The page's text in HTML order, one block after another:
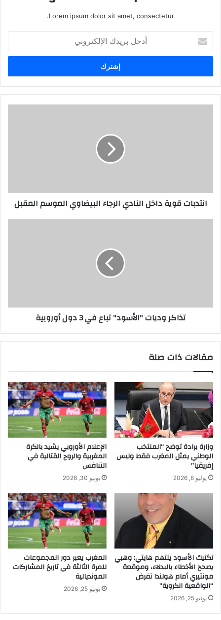
Lorem ipsum dolor sit amet, consectetur.
بريدك
الإلكتروني
انتدبات قوية داخل النادي الرجاء البيضاوي الموسم المقبل
تذاكر وديات "الأسود" تباع في 3 دول أوروبية
مقالات ذات صلة
وزارة برادة توضح “المنتخب
الوطني يمثل المغرب فقط وليس
إفريقيا”
يوليو 8, 2026
الإعلام الأوروبي يشيد بالكرة
المغربية والروح القتالية في
التنافس
يونيو 30, 2026
تكتيك الأسود يلتهم هايتي: وهبي
يصحح الأخطاء بالبدلاء، وموقعة
مونتيري أمام هولندا تفرض
“الواقعية الكروية”
يونيو 25, 2026
المغرب يعبر دور المجموعات
للمرة الثالثة في تاريخ المشاركات
المونديالية
يونيو 25, 2026